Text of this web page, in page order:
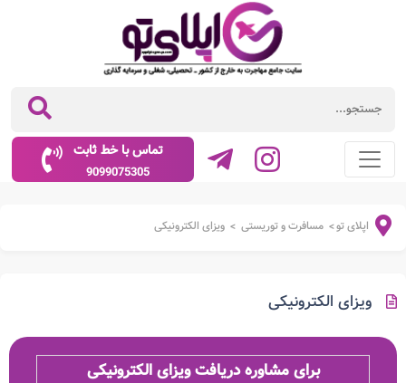
تماس با خط ثابت
9099075305
اپلای تو> مسافرت و توریستی > ویزای الکترونیکی
ویزای الکترونیکی
برای مشاوره دریافت ویزای الکترونیکی